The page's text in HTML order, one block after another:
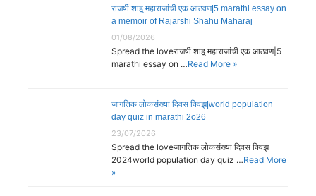
राजर्षी शाहू महाराजांची एक आठवण|5 marathi essay on
a memoir of Rajarshi Shahu Maharaj
01/08/2026
Spread the loveराजर्षी शाहू महाराजांची एक आठवण|5
marathi essay on …Read More »
जागतिक लोकसंख्या दिवस क्विझ|world population
day quiz in marathi 2o26
23/07/2026
Spread the loveजागतिक लोकसंख्या दिवस क्विझ
2024world population day quiz …Read More
»